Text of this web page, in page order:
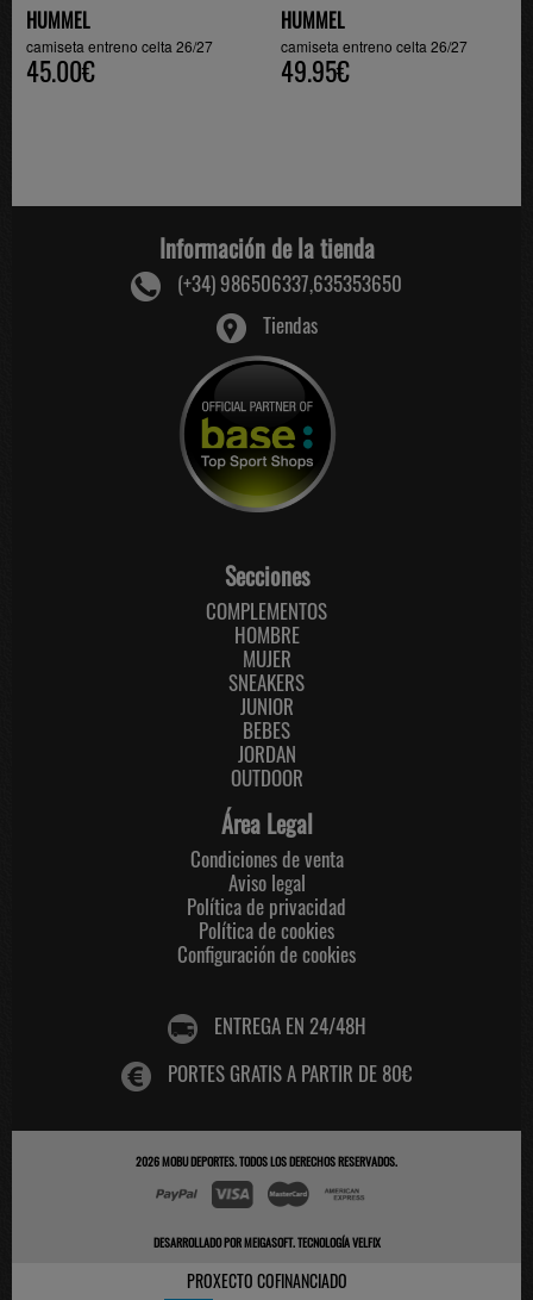
HUMMEL
camiseta entreno celta 26/27
45.00€
HUMMEL
camiseta entreno celta 26/27
49.95€
Información de la tienda
(+34) 986506337,635353650
Tiendas
Secciones
COMPLEMENTOS
HOMBRE
MUJER
SNEAKERS
JUNIOR
BEBES
JORDAN
OUTDOOR
Área Legal
Condiciones de venta
Aviso legal
Política de privacidad
Política de cookies
Configuración de cookies
ENTREGA EN 24/48H
PORTES GRATIS A PARTIR DE 80€
2026MOBU DEPORTES. TODOS LOS DERECHOS RESERVADOS.
DESARROLLADO PORMEIGASOFT.TECNOLOGÍA VELFIX
PROXECTO COFINANCIADO